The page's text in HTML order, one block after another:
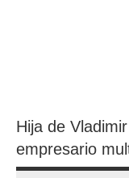
Hija de
empresario